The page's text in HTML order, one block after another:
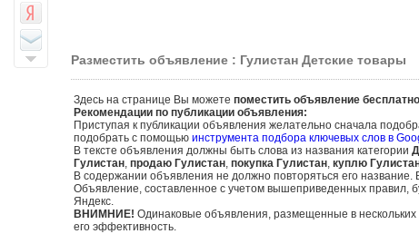
Разместить объявление : Гулистан Детские товары
Здесь на странице Вы можете поместить объявление бесплатно
Рекомендации по публикации объявления:
Приступая к публикации объявления желательно сначала
подобрать с помощью инструмента подбора ключевых слов в
В тексте объявления должны быть слова из названия категории
Гулистан, продаю Гулистан, покупка Гулистан, куплю
В содержании объявления не должно повторяться его
Объявление, составленное с учетом вышеприведенных правил,
Яндекс.
ВНИМНИЕ! Одинаковые объявления, размещенные в
его эффективность.